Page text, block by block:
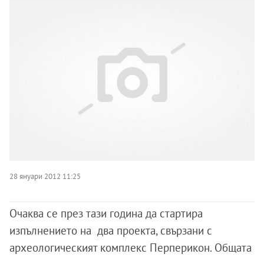
28 януари 2012 11:25
Очаква се през тази година да стартира
изпълнението на два проекта, свързани с
археологическият комплекс Перперикон. Общата